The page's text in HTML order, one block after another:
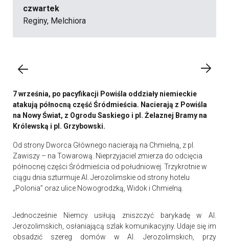
czwartek
Reginy, Melchiora
7 września, po pacyfikacji Powiśla oddziały niemieckie
atakują północną część Śródmieścia. Nacierają z Powiśla
na Nowy Świat, z Ogrodu Saskiego i pl. Żelaznej Bramy na
Królewską i pl. Grzybowski.
Od strony Dworca Głównego nacierają na Chmielną, z pl.
Zawiszy – na Towarową. Nieprzyjaciel zmierza do odcięcia
północnej części Śródmieścia od południowej. Trzykrotnie w
ciągu dnia szturmuje Al. Jerozolimskie od strony hotelu
„Polonia” oraz ulice Nowogrodzką, Widok i Chmielną.
Jednocześnie Niemcy usiłują zniszczyć barykadę w Al.
Jerozolimskich, osłaniającą szlak komunikacyjny. Udaje się im
obsadzić szereg domów w Al. Jerozolimskich, przy